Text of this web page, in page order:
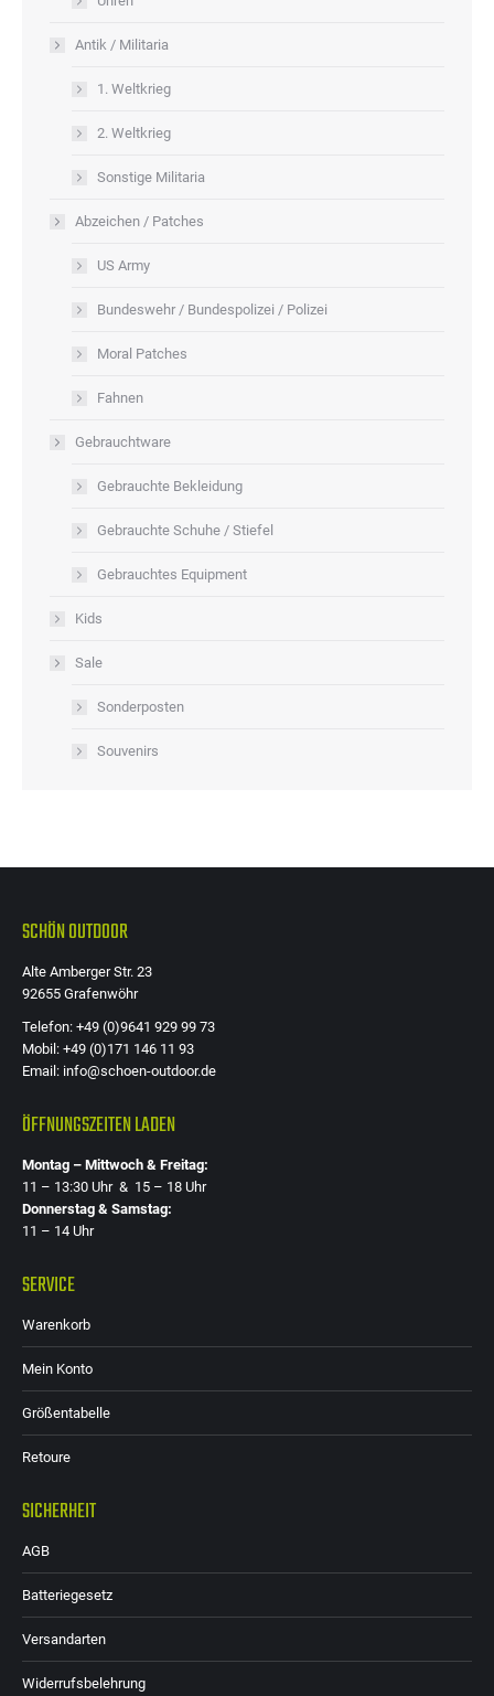
Antik / Militaria
1. Weltkrieg
2. Weltkrieg
Sonstige Militaria
Abzeichen / Patches
US Army
Bundeswehr / Bundespolizei / Polizei
Moral Patches
Fahnen
Gebrauchtware
Gebrauchte Bekleidung
Gebrauchte Schuhe / Stiefel
Gebrauchtes Equipment
Kids
Sale
Sonderposten
Souvenirs
SCHÖN OUTDOOR
Alte Amberger Str. 23
92655 Grafenwöhr
Telefon: +49 (0)9641 929 99 73
Mobil: +49 (0)171 146 11 93
Email: info@schoen-outdoor.de
ÖFFNUNGSZEITEN LADEN
Montag – Mittwoch & Freitag:
11 – 13:30 Uhr & 15 – 18 Uhr
Donnerstag & Samstag:
11 – 14 Uhr
SERVICE
Warenkorb
Mein Konto
Größentabelle
Retoure
SICHERHEIT
AGB
Batteriegesetz
Versandarten
Widerrufsbelehrung